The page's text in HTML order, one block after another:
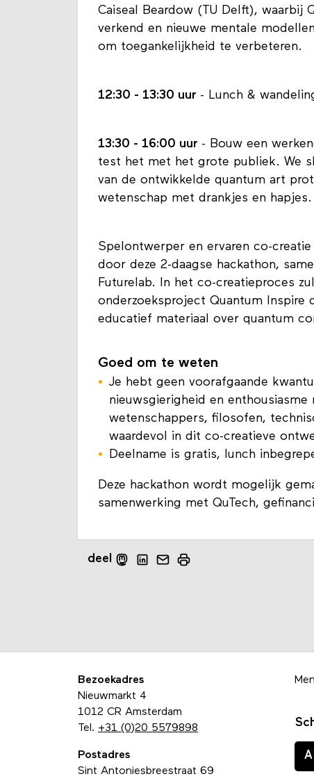
Caiseal Beardow (TU Delft), waarbij
verkend en nieuwe mentale
om toegankelijkheid te verbeteren.
12:30 - 13:30 uur - Lunch &
13:30 - 16:00 uur - Bouw een
test het met het grote publiek. We
van de ontwikkelde quantum art
wetenschap met drankjes en hapjes.
Spelontwerper en ervaren co-
door deze 2-daagse hackathon,
Futurelab. In het co-creatieproces
onderzoeksproject Quantum Inspire
educatief materiaal over quantum
Goed om te weten
Je hebt geen voorafgaande
nieuwsgierigheid en
wetenschappers, filosofen,
waardevol in dit co-creatieve
Deelname is gratis, lunch
Deze hackathon wordt mogelijk
samenwerking met QuTech,
deel
Bezoekadres
Nieuwmarkt 4
1012 CR Amsterdam
Tel. +31 (0)20 5579898
Postadres
Sint Antoniesbreestraat 69